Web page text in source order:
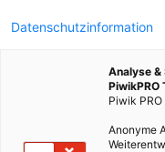
Datenschutzinformation
Analyse
PiwikPRO
Piwik
Anonyme